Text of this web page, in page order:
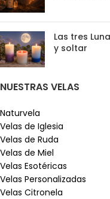
Las tres
y soltar
NUESTRAS VELAS
Naturvela
Velas de Iglesia
Velas de Ruda
Velas de Miel
Velas Esotéricas
Velas Personalizadas
Velas Citronela